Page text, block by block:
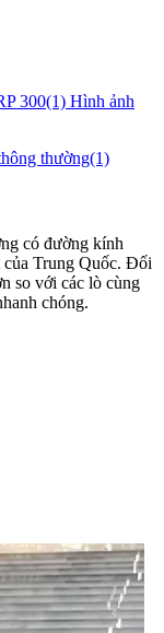
có đường kính
Trung Quốc. Đối
so với các lò cùng
chóng.